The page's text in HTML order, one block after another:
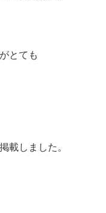
とても
載しました。